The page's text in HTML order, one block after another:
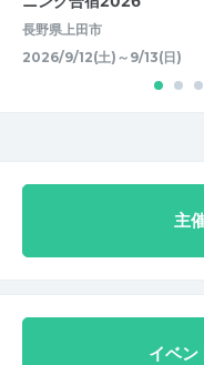
長野県上田市
2026/9/12(土)～9/13(日)
主
イベン